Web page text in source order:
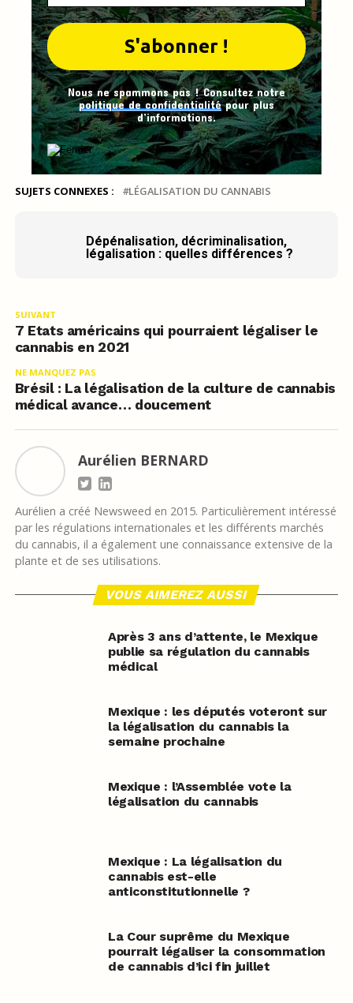
Nous ne spammons pas ! Consultez notre
politique de confidentialitépour plus
d’informations.
SUJETS CONNEXES : LÉGALISATION DU CANNABIS
Dépénalisation, décriminalisation,
légalisation : quelles différences ?
SUIVANT
7 Etats américains qui pourraient légaliser le
cannabis en 2021
NE MANQUEZ PAS
Brésil : La légalisation de la culture de cannabis
médical avance… doucement
Aurélien BERNARD
Aurélien a créé Newsweed en 2015. Particulièrement intéressé
par les régulations internationales et les différents marchés
du cannabis, il a également une connaissance extensive de la
plante et de ses utilisations.
VOUS AIMEREZ AUSSI
Après 3 ans d’attente, le Mexique
publie sa régulation du cannabis
médical
Mexique : les députés voteront sur
la légalisation du cannabis la
semaine prochaine
Mexique : l’Assemblée vote la
légalisation du cannabis
Mexique : La légalisation du
cannabis est-elle
anticonstitutionnelle ?
La Cour suprême du Mexique
pourrait légaliser la consommation
de cannabis d’ici fin juillet